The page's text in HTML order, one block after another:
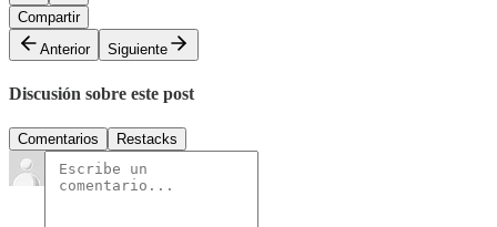
Compartir
Anterior
Siguiente
Discusión sobre este post
Comentarios Restacks